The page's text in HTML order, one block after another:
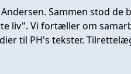
Sammen stod de
liv". Vi fortæller om
til PH's tekster.